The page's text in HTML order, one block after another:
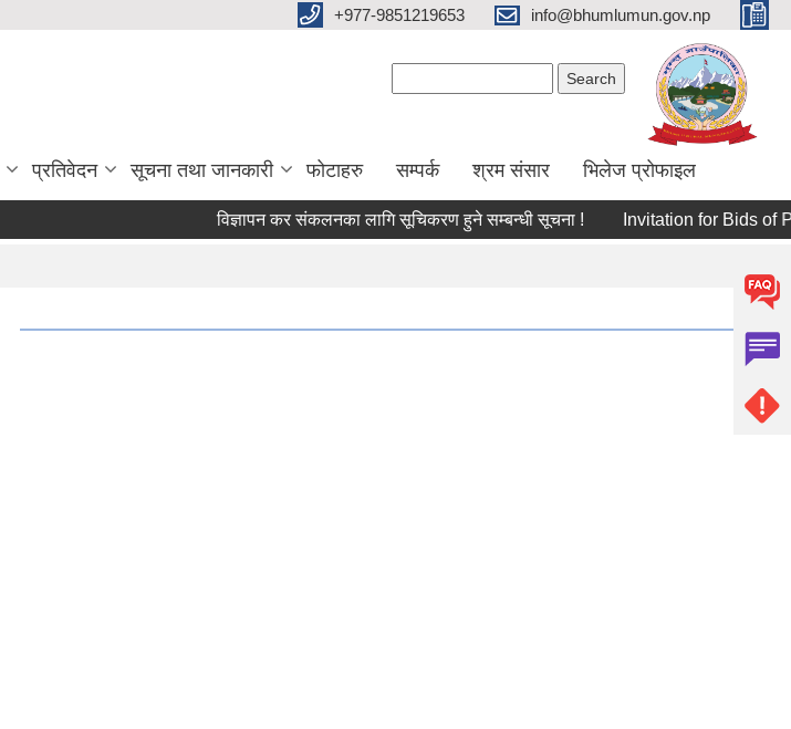
+977-9851219653 info@bhumlumun.gov.np
प्रतिवेदन सूचना तथा जानकारी फोटाहरु सम्पर्क श्रम संसार भिलेज प्रोफाइल
विज्ञापन कर संकलनका लागि सूचिकरण हुने सम्बन्धी सूचना ! Invitation for